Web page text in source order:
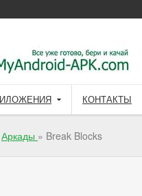
КОНТАКТЫ
Аркады » Break Blocks